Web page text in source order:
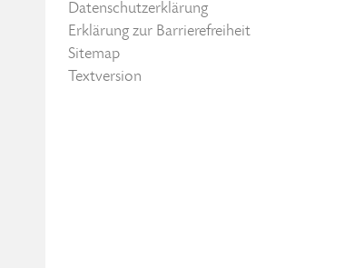
Datenschutzerklärung
Erklärung zur Barrierefreiheit
Sitemap
Textversion